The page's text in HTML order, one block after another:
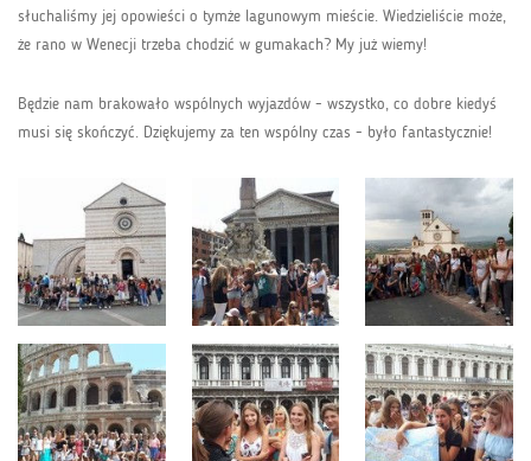
słuchaliśmy jej opowieści o tymże lagunowym mieście. Wiedzieliście może,
że rano w Wenecji trzeba chodzić w gumakach? My już wiemy!
Będzie nam brakowało wspólnych wyjazdów - wszystko, co dobre kiedyś
musi się skończyć. Dziękujemy za ten wspólny czas - było fantastycznie!